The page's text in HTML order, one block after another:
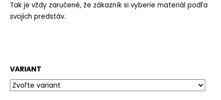
Tak je vždy zaručené, že zákazník si vyberie materiál podľa
svojich predstáv.
VARIANT
ú